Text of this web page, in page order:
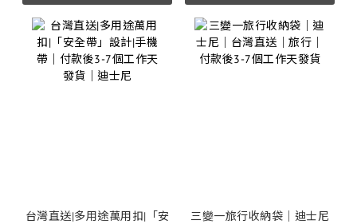
台灣直送|多用途萬用扣|「安
三變一旅行收納袋｜迪士尼